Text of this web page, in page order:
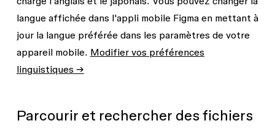
langue affichée dans l'appli mobile Figma en mettant à
jour la langue préférée dans les paramètres de votre
appareil mobile. Modifier vos préférences
linguistiques →
Parcourir et rechercher des fichiers